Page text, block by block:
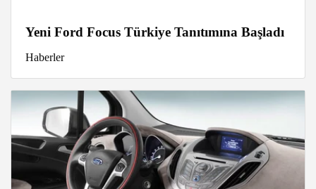
Yeni Ford Focus Türkiye Tanıtımına Başladı
Haberler